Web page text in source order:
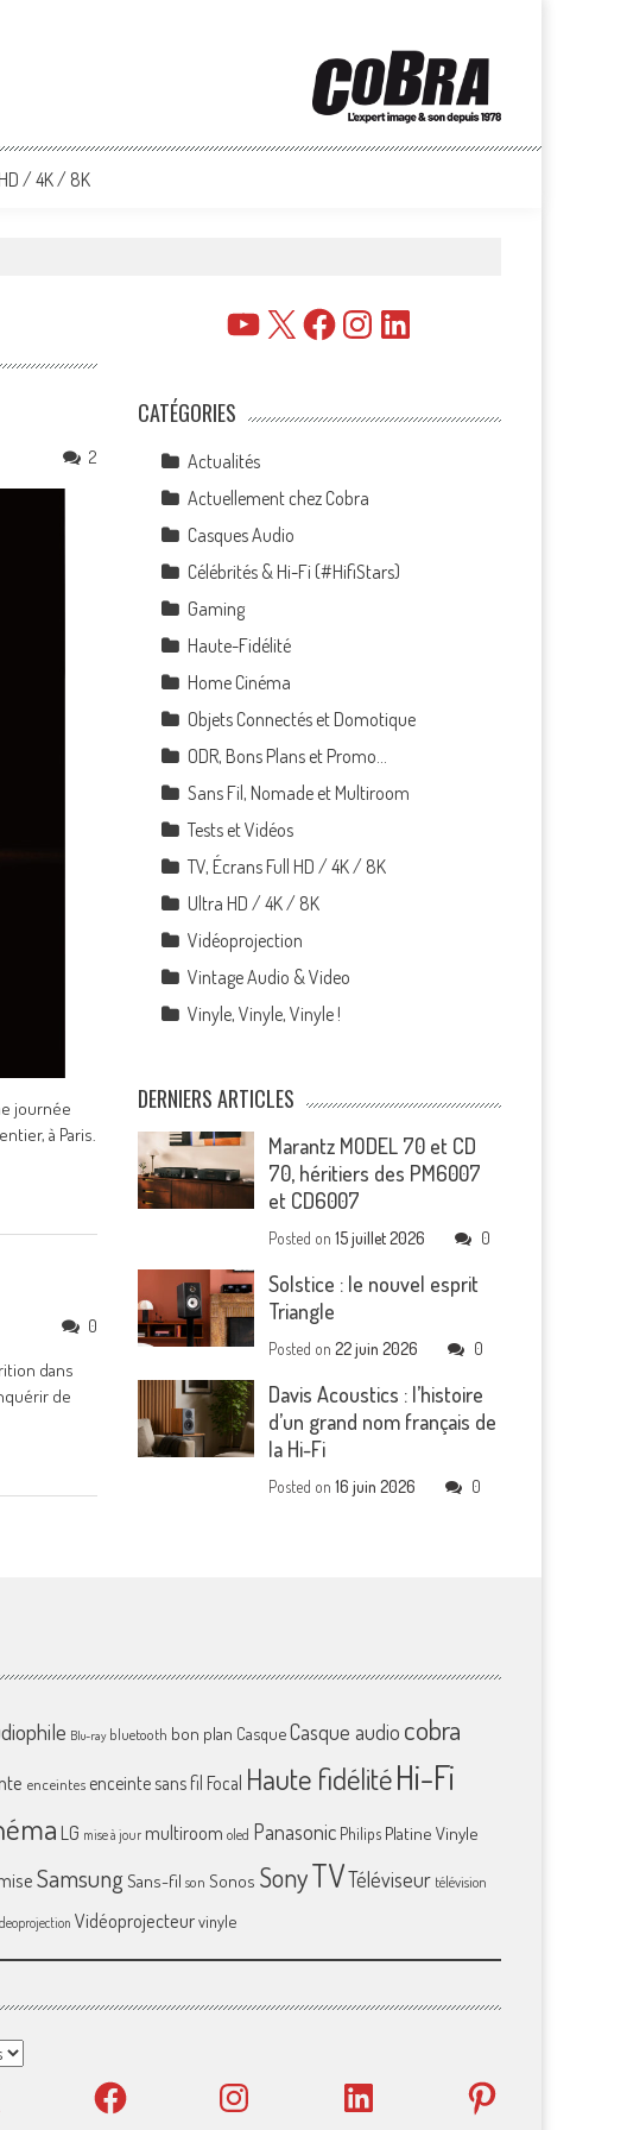
HD / 4K / 8K
2
journée
à Paris.
0
dans
de
YouTube
X FacebookInstagramLinkedIn
CATÉGORIES
Actualités
Actuellement chez Cobra
Casques Audio
Célébrités & Hi-Fi (#HifiStars)
Gaming
Haute-Fidélité
Home Cinéma
Objets Connectés et Domotique
ODR, Bons Plans et Promo…
Sans Fil, Nomade et Multiroom
Tests et Vidéos
TV, Écrans Full HD / 4K / 8K
Ultra HD / 4K / 8K
Vidéoprojection
Vintage Audio & Video
Vinyle, Vinyle, Vinyle !
DERNIERS ARTICLES
Marantz MODEL 70 et CD
70, héritiers des PM6007
et CD6007
Posted on15 juillet 2026 0
Solstice : le nouvel esprit
Triangle
Posted on22 juin 2026 0
Davis Acoustics : l’histoire
d’un grand nom français de
la Hi-Fi
Posted on16 juin 2026 0
Blu-ray bluetooth bon plan CasqueCasque audio cobra
enceintes enceinte sans fil Focal Haute fidélitéHi-Fi
LG mise à jour multiroom oled Panasonic Philips Platine Vinyle
SamsungSans-fil son Sonos SonyTVTéléviseur télévision
Vidéoprojecteurvinyle
Facebook Instagram LinkedIn Pinterest